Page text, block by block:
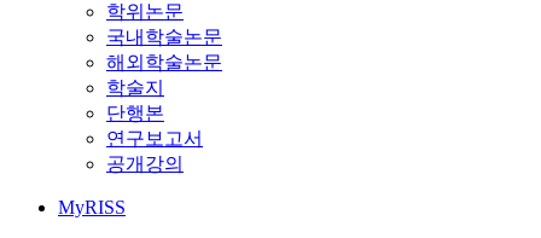
학위논문
국내학술논문
해외학술논문
학술지
단행본
연구보고서
공개강의
MyRISS